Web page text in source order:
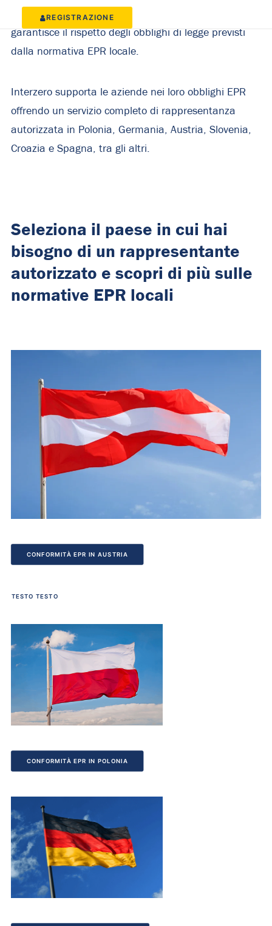
REGISTRAZIONE
azienda) presso le autorità e gli enti locali e
garantisce il rispetto degli obblighi di legge previsti
dalla normativa EPR locale.
Interzero supporta le aziende nei loro obblighi EPR
offrendo un servizio completo di rappresentanza
autorizzata in Polonia, Germania, Austria, Slovenia,
Croazia e Spagna, tra gli altri.
Seleziona il paese in cui hai
bisogno di un rappresentante
autorizzato e scopri di più sulle
normative EPR locali
CONFORMITÀ EPR IN AUSTRIA
TESTO TESTO
CONFORMITÀ EPR IN POLONIA